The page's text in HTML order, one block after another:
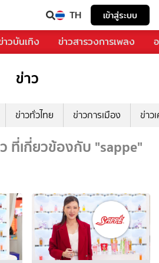
TH เข้าสู่ระบบ
าวบันเทิง ข่าวสารวงการเพลง
ข่าว
ข่าวทั่วไทย ข่าวการเมือง ข่าว
ที่เกี่ยวข้องกับ "sappe"